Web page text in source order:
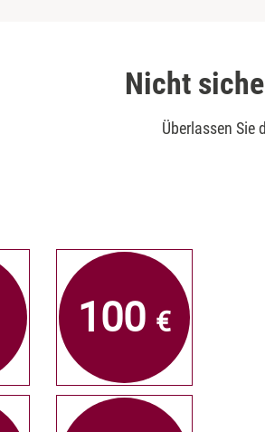
Nicht
Überlassen Sie
100 €